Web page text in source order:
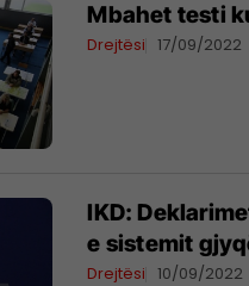
Mbahet testi
Drejtësi 17/09/2022
IKD:
e sistemit
Drejtësi 10/09/2022